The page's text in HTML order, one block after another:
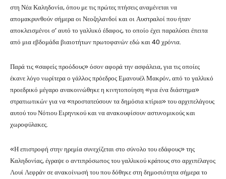
στη Νέα Καληδονία, όπου με τις πρώτες πτήσεις αναμένεται να
απομακρυνθούν σήμερα οι Νεοζηλανδοί και οι Αυστραλοί που ήταν
αποκλεισμένοι σ’ αυτό το γαλλικό έδαφος, το οποίο έχει παραλύσει έπειτα
από μια εβδομάδα βιαιοτήτων πρωτοφανών εδώ και 40 χρόνια.
Παρά τις «σαφείς προόδους» όσον αφορά την ασφάλεια, για τις οποίες
έκανε λόγο νωρίτερα ο γάλλος πρόεδρος Εμανουέλ Μακρόν, από το γαλλικό
προεδρικό μέγαρο ανακοινώθηκε η κινητοποίηση «για ένα διάστημα»
στρατιωτικών για να «προστατεύσουν τα δημόσια κτίρια» του αρχιπελάγους
αυτού του Νότιου Ειρηνικού και να ανακουφίσουν αστυνομικούς και
χωροφύλακες.
«Η επιστροφή στην ηρεμία συνεχίζεται στο σύνολο του εδάφους» της
Καληδονίας, έγραψε ο αντιπρόσωπος του γαλλικού κράτους στο αρχιπέλαγος
Λουί Λεφράν σε ανακοίνωσή του που δόθηκε στη δημοσιότητα σήμερα το